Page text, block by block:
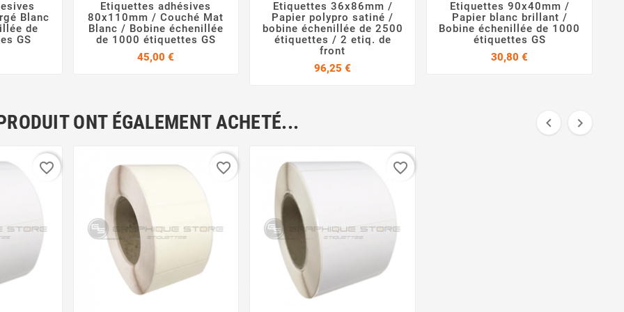
Blanc
de
GS
 
Etiquettes adhésives
80x110mm / Couché Mat
Blanc / Bobine échenillée
de 1000 étiquettes GS
45,00 €
 
Etiquettes 36x86mm /
Papier polypro satiné /
bobine échenillée de 2500
étiquettes / 2 etiq. de
front
96,25 €
 
Etiquettes 90x40mm /
Papier blanc brillant /
Bobine échenillée de 1000
étiquettes GS
30,80 €
ONT ÉGALEMENT ACHETÉ...  
favorite_border favorite_border favorite_border